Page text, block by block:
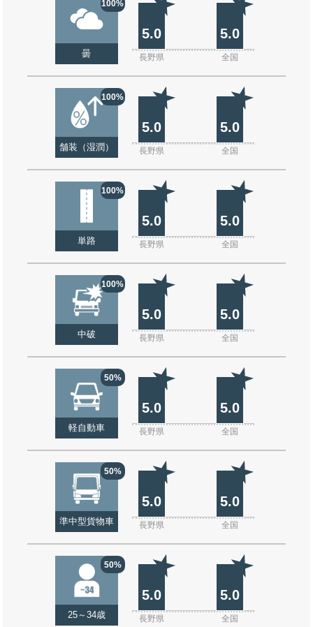
100%
曇
5.0 5.0
長野県 全国
100%
舗装（湿潤）
5.0 5.0
長野県 全国
100%
単路
5.0 5.0
長野県 全国
100%
中破
5.0 5.0
長野県 全国
50%
軽自動車
5.0 5.0
長野県 全国
50%
準中型貨物車
5.0 5.0
長野県 全国
50%
25～34歳
5.0 5.0
長野県 全国